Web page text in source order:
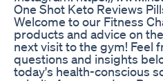
One Shot Keto Reviews
Welcome to our Fitness
products and advice on
next visit to the gym! Feel
questions and insights
today's health-conscious